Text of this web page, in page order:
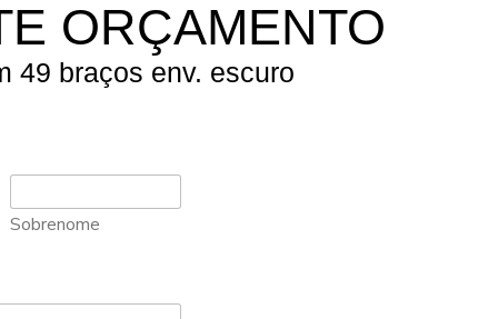
ORÇAMENTO
49 braços env. escuro
Sobrenome